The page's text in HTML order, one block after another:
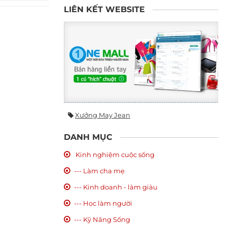
LIÊN KẾT WEBSITE
Xưởng May Jean
DANH MỤC
Kinh nghiệm cuộc sống
--- Làm cha mẹ
--- Kinh doanh - làm giàu
--- Học làm người
--- Kỹ Năng Sống